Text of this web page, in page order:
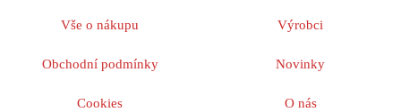
Vše o nákupu
Obchodní podmínky
Cookies
Výrobci
Novinky
O nás